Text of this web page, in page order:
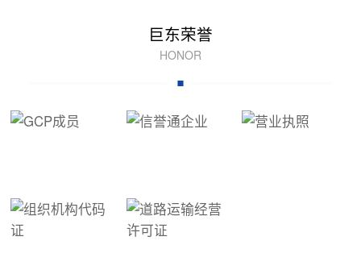
巨东荣誉
HONOR